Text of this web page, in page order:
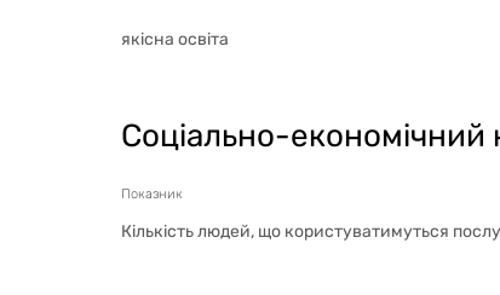
якісна освіта
Соціально-економічний
Показник
Кількість людей, що користуватимуться